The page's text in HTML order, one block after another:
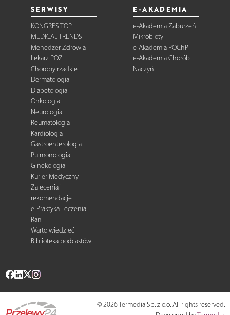
SERWISY
KONGRES TOP
MEDICAL TRENDS
Menedżer Zdrowia
Lekarz POZ
Choroby rzadkie
Dermatologia
Diabetologia
Onkologia
Neurologia
Reumatologia
Kardiologia
Gastroenterologia
Pulmonologia
Ginekologia
Kurier Medyczny
Zalecenia i
rekomendacje
e-Praktyka Leczenia
Ran
Warto wiedzieć
Biblioteka podcastów
E-AKADEMIA
e-Akademia Zaburzeń
Mikrobioty
e-Akademia POChP
e-Akademia Chorób
Naczyń
© 2026 Termedia Sp. z o.o. All rights reserved.